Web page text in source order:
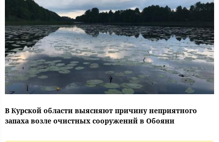
В Курской области выясняют причину неприятного
запаха возле очистных сооружений в Обояни